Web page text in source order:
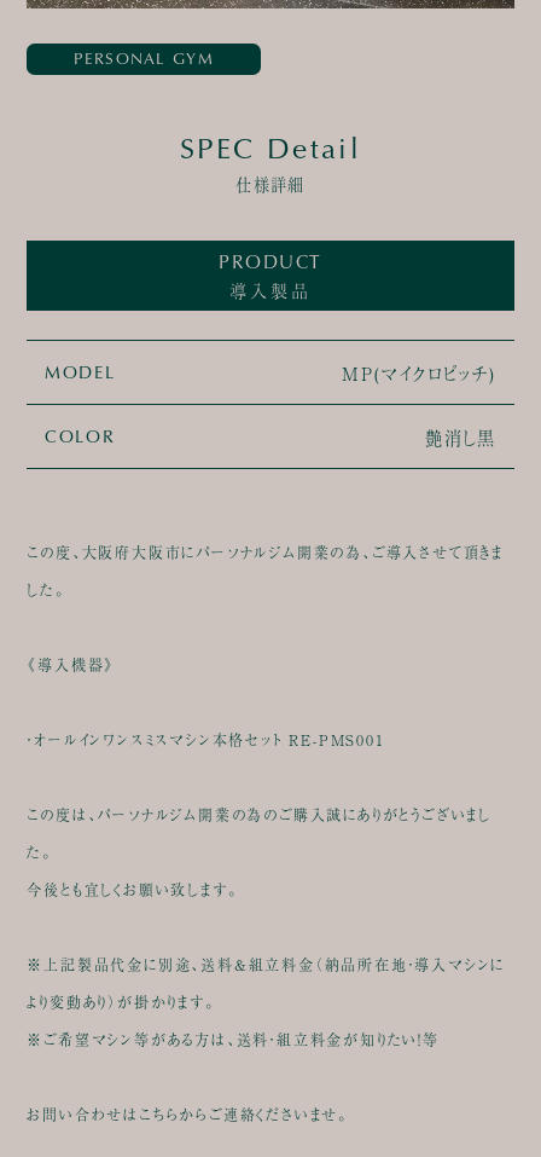
PERSONAL GYM
SPEC Detail
仕様詳細
PRODUCT
導入製品
MODEL MP(マイクロピッチ)
COLOR 艶消し黒
この度、大阪府大阪市にパーソナルジム開業の為、ご導入させて頂きま
した。
《導入機器》
・オールインワンスミスマシン本格セット RE-PMS001
この度は、パーソナルジム開業の為のご購入誠にありがとうございまし
た。
今後とも宜しくお願い致します。
※上記製品代金に別途、送料&組立料金（納品所在地・導入マシンに
より変動あり）が掛かります。
※ご希望マシン等がある方は、送料・組立料金が知りたい！等
お問い合わせはこちらからご連絡くださいませ。